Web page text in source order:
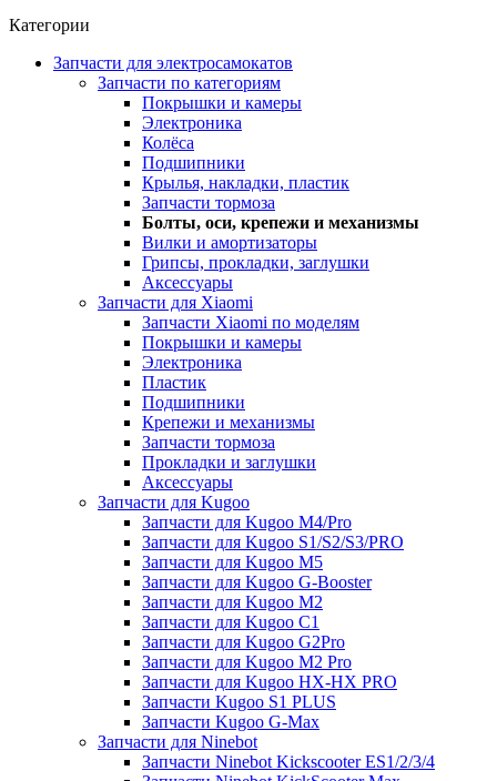
Категории
Запчасти для электросамокатов
Запчасти по категориям
Покрышки и камеры
Электроника
Колёса
Подшипники
Крылья, накладки, пластик
Запчасти тормоза
Болты, оси, крепежи и механизмы
Вилки и амортизаторы
Грипсы, прокладки, заглушки
Аксессуары
Запчасти для Xiaomi
Запчасти Xiaomi по моделям
Покрышки и камеры
Электроника
Пластик
Подшипники
Крепежи и механизмы
Запчасти тормоза
Прокладки и заглушки
Аксессуары
Запчасти для Kugoo
Запчасти для Kugoo M4/Pro
Запчасти для Kugoo S1/S2/S3/PRO
Запчасти для Kugoo M5
Запчасти для Kugoo G-Booster
Запчасти для Kugoo M2
Запчасти для Kugoo C1
Запчасти для Kugoo G2Pro
Запчасти для Kugoo M2 Pro
Запчасти для Kugoo HX-HX PRO
Запчасти Kugoo S1 PLUS
Запчасти Kugoo G-Max
Запчасти для Ninebot
Запчасти Ninebot Kickscooter ES1/2/3/4